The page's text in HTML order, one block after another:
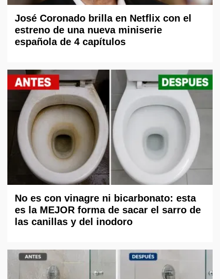
José Coronado brilla en Netflix con el
estreno de una nueva miniserie
española de 4 capítulos
No es con vinagre ni bicarbonato: esta
es la MEJOR forma de sacar el sarro de
las canillas y del inodoro